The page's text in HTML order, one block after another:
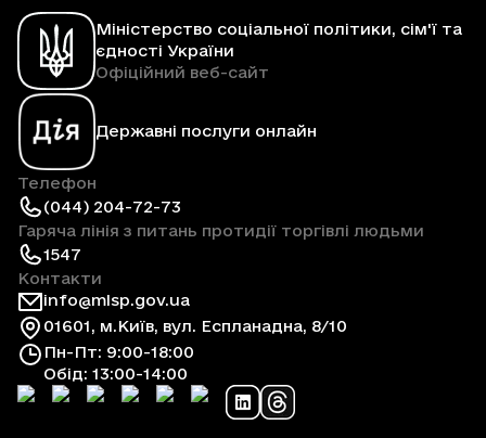
Міністерство соціальної політики, сім'ї та
єдності України
Офіційний веб-сайт
Державні послуги онлайн
Телефон
(044) 204-72-73
Гаряча лінія з питань протидії торгівлі людьми
1547
Контакти
info@mlsp.gov.ua
01601, м.Київ, вул. Еспланадна, 8/10
Пн-Пт: 9:00-18:00
Обід: 13:00-14:00